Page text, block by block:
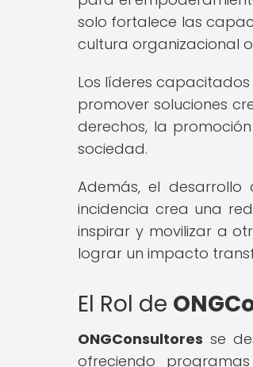
solo fortalece las
cultura organizacional
Los líderes
promover soluciones
derechos, la
sociedad.
Además, el
incidencia crea una
inspirar y movilizar a
lograr un impacto
El Rol de
ONGConsultores se
ofreciendo